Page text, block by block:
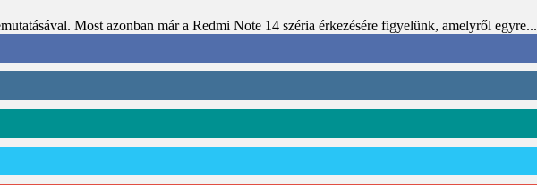
Most azonban már a Redmi Note 14 széria érkezésére figyelünk, amelyről egyre...